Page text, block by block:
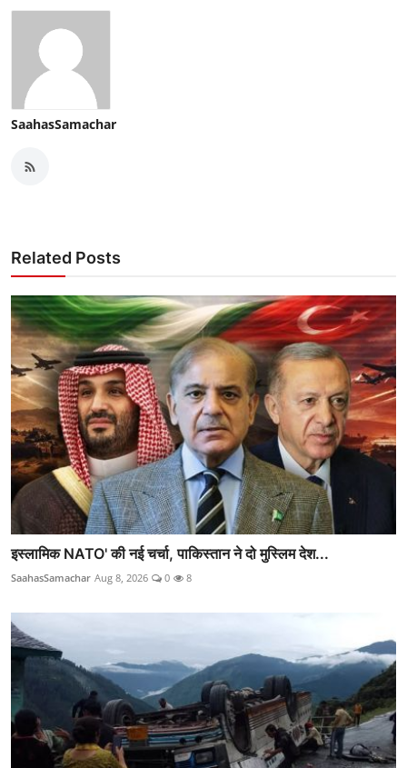
SaahasSamachar
Related Posts
इस्लामिक NATO' की नई चर्चा, पाकिस्तान ने दो मुस्लिम देश...
SaahasSamachar Aug 8, 2026 0 8